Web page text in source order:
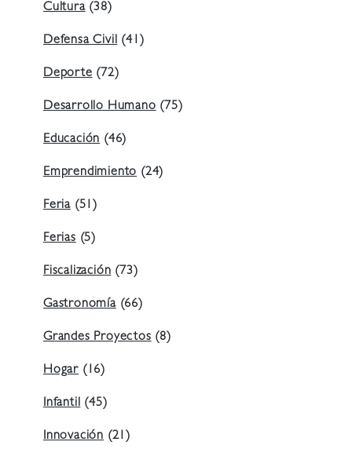
Cultura(38)
Defensa Civil (41)
Deporte (72)
Desarrollo Humano (75)
Educación (46)
Emprendimiento (24)
Feria (51)
Ferias (5)
Fiscalización (73)
Gastronomía(66)
Grandes Proyectos (8)
Hogar (16)
Infantil (45)
Innovación (21)